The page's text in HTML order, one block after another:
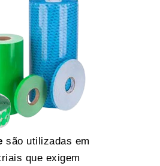
são utilizadas em
que exigem